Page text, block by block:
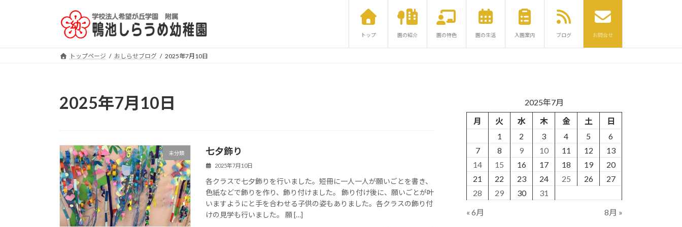
トップ 園の紹介 園の特色 園の生活 入園案内 ブログ お問合せ
トップページ おしらせブログ 2025年7月10日
2025年7月10日
未分類 七夕飾り
2025年7月10日
各クラスで七夕飾りを行いました。短冊に一人一人が願いごとを書き、
色紙などで飾りを作り、飾り付けました。 飾り付け後に、願いごとが叶
いますようにと手を合わせる子供の姿もありました。各クラスの飾り付
けの見学も行いました。 願 […]
2025年7月
月
火 水 木 金 土
日
1
2 3 4 5
6
7
8 9 10 11 12
13
14
15 16 17 18 19
20
21
22 23 24 25 26
27
28
29 30 31
« 6月 8月 »